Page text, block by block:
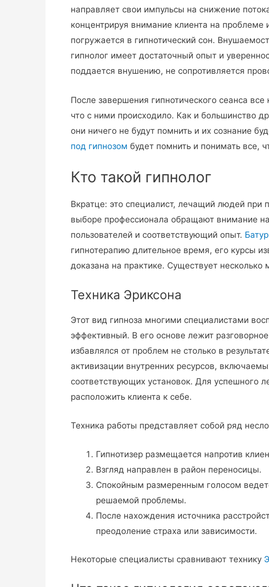
направляет свои импульсы на снижение
концентрируя внимание клиента на проблеме
погружается в гипнотический сон.
гипнолог имеет достаточный опыт и
поддается внушению, не сопротивляется
После завершения гипнотического сеанса
что с ними происходило. Как и большинство
они ничего не будут помнить и их сознание
под гипнозом будет помнить и понимать все,
Кто такой гипнолог
Вкратце: это специалист, лечащий людей при
выборе профессионала обращают внимание
пользователей и соответствующий опыт.
гипнотерапию длительное время, его курсы
доказана на практике. Существует несколько
Техника Эриксона
Этот вид гипноза многими специалистами
эффективный. В его основе лежит
избавлялся от проблем не столько в
активизации внутренних ресурсов,
соответствующих установок. Для успешного
расположить клиента к себе.
Техника работы представляет собой ряд
Гипнотизер размещается напротив
Взгляд направлен в район переносицы.
Спокойным размеренным голосом
решаемой проблемы.
После нахождения источника
преодоление страха или зависимости.
Некоторые специалисты сравнивают технику